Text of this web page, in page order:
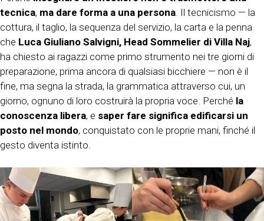
tecnica, ma dare forma a una persona . Il tecnicismo — la
cottura, il taglio, la sequenza del servizio, la carta e la penna
che Luca Giuliano Salvigni, Head Sommelier di Villa Naj,
ha chiesto ai ragazzi come primo strumento nei tre giorni di
preparazione, prima ancora di qualsiasi bicchiere — non è il
fine, ma segna la strada, la grammatica attraverso cui, un
giorno, ognuno di loro costruirà la propria voce. Perché la
conoscenza libera, e saper fare significa edificarsi un
posto nel mondo, conquistato con le proprie mani, finché il
gesto diventa istinto.